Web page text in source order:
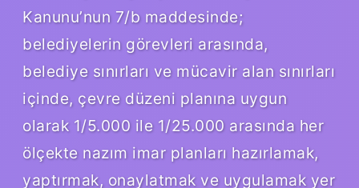
Kanunu’nun 7/b maddesinde;
belediyelerin görevleri arasında,
belediye sınırları ve mücavir alan sınırları
içinde, çevre düzeni planına uygun
olarak 1/5.000 ile 1/25.000 arasında her
ölçekte nazım imar planları hazırlamak,
yaptırmak, onaylatmak ve uygulamak yer